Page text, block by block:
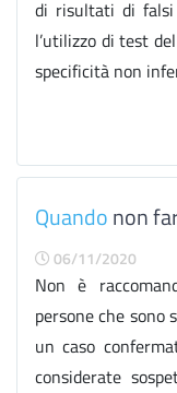
di risultati di falsi
l’utilizzo di test
specificità non
Quandonon
06/11/2020
Non è
persone che
un caso
considerate